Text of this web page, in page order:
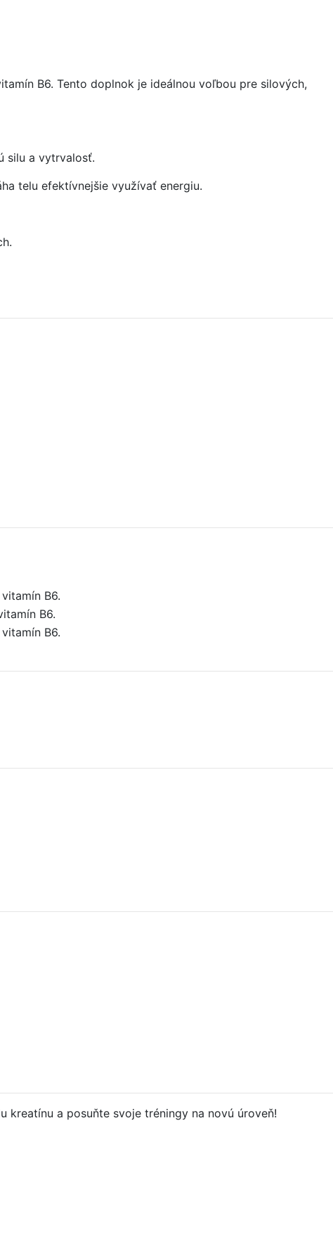
B6. Tento doplnok je ideálnou voľbou pre silových,
silu a vytrvalosť.
telu efektívnejšie využívať energiu.
B6.
B6.
B6.
kreatínu a posuňte svoje tréningy na novú úroveň!